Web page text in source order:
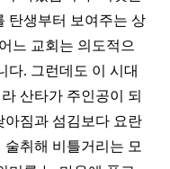
탄생부터 보여주는 상
느 교회는 의도적으
다. 그런데도 이 시대
산타가 주인공이 되
아짐과 섬김보다 요란
취해 비틀거리는 모